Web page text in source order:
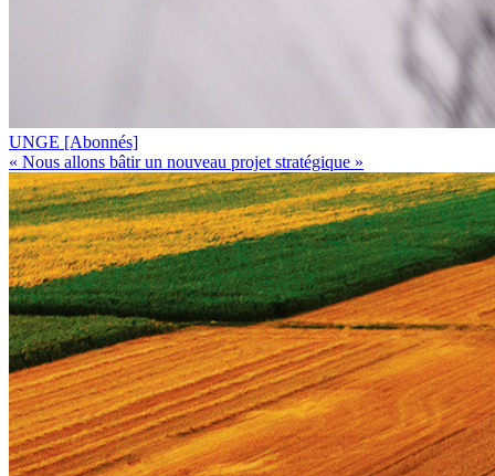
UNGE [Abonnés]
« Nous allons bâtir un nouveau projet stratégique »